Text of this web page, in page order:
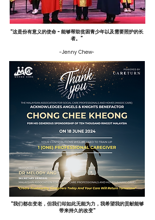
"这是份有意义的使命 - 能够帮助贫困青少年以及需要照护的长
者。”
-Jenny Chew-
"我们都在变老，但我们却如此无能为力，我希望我的贡献能够
带来持久的改变"